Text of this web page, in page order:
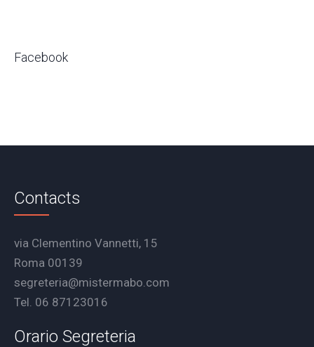
Facebook
Contacts
via Clementino Vannetti, 15
Roma 00139
segreteria@mistermabo.com
Tel. 06 87123016
Orario Segreteria